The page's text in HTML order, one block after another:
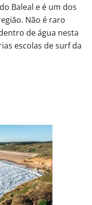
Baleal e é um dos
Não é raro
de água nesta
escolas de surf da